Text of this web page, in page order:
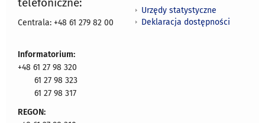
telefoniczne:
Centrala: +48 61 279 82 00
Informatorium:
+48 61 27 98 320
61 27 98 323
61 27 98 317
REGON:
Urzędy statystyczne
Deklaracja dostępności